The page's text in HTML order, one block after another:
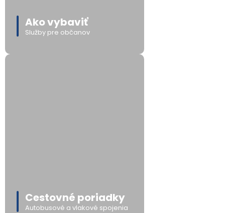
Ako vybaviť
Služby pre občanov
Cestovné poriadky
Autobusové a vlakové spojenia